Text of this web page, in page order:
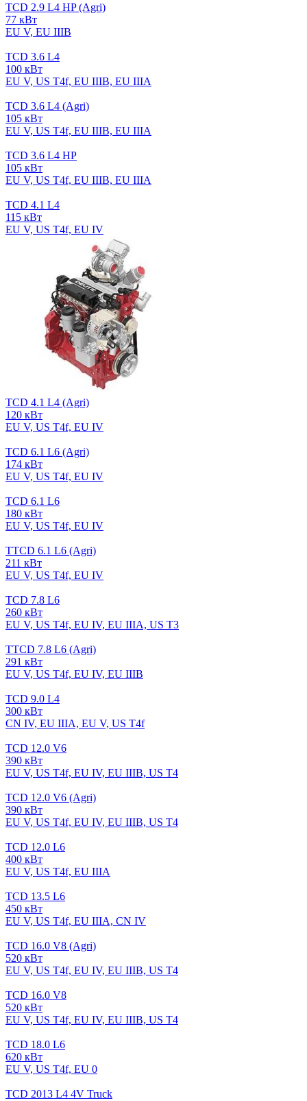
TCD 2.9 L4 HP (Agri)
77 кВт
EU V, EU IIIB
TCD 3.6 L4
100 кВт
EU V, US T4f, EU IIIB, EU IIIA
TCD 3.6 L4 (Agri)
105 кВт
EU V, US T4f, EU IIIB, EU IIIA
TCD 3.6 L4 HP
105 кВт
EU V, US T4f, EU IIIB, EU IIIA
TCD 4.1 L4
115 кВт
EU V, US T4f, EU IV
TCD 4.1 L4 (Agri)
120 кВт
EU V, US T4f, EU IV
TCD 6.1 L6 (Agri)
174 кВт
EU V, US T4f, EU IV
TCD 6.1 L6
180 кВт
EU V, US T4f, EU IV
TTCD 6.1 L6 (Agri)
211 кВт
EU V, US T4f, EU IV
TCD 7.8 L6
260 кВт
EU V, US T4f, EU IV, EU IIIA, US T3
TTCD 7.8 L6 (Agri)
291 кВт
EU V, US T4f, EU IV, EU IIIB
TCD 9.0 L4
300 кВт
CN IV, EU IIIA, EU V, US T4f
TCD 12.0 V6
390 кВт
EU V, US T4f, EU IV, EU IIIB, US T4
TCD 12.0 V6 (Agri)
390 кВт
EU V, US T4f, EU IV, EU IIIB, US T4
TCD 12.0 L6
400 кВт
EU V, US T4f, EU IIIA
TCD 13.5 L6
450 кВт
EU V, US T4f, EU IIIA, CN IV
TCD 16.0 V8 (Agri)
520 кВт
EU V, US T4f, EU IV, EU IIIB, US T4
TCD 16.0 V8
520 кВт
EU V, US T4f, EU IV, EU IIIB, US T4
TCD 18.0 L6
620 кВт
EU V, US T4f, EU 0
TCD 2013 L4 4V Truck